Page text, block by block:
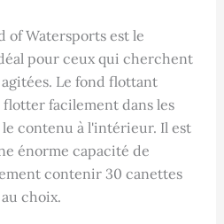
of Watersports est le
pour ceux qui cherchent
Le fond flottant
facilement dans les
contenu à l'intérieur. Il est
énorme capacité de
contenir 30 canettes
choix.